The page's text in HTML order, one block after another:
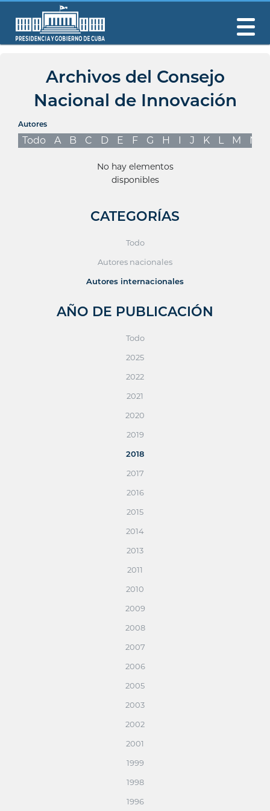
Archivos del Consejo
Nacional de Innovación
Autores
Todo A B C D E F G H I J K L M N
No hay elementos
disponibles
CATEGORÍAS
Todo
Autores nacionales
Autores internacionales
AÑO DE PUBLICACIÓN
Todo
2025
2022
2021
2020
2019
2018
2017
2016
2015
2014
2013
2011
2010
2009
2008
2007
2006
2005
2003
2002
2001
1999
1998
1996